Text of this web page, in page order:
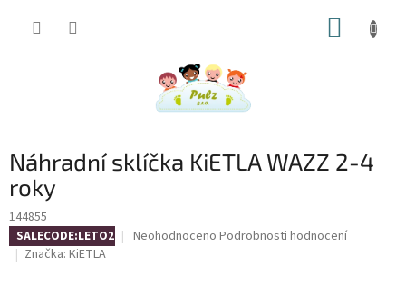
Náhradní sklíčka KiETLA WAZZ 2-4
roky
144855
SALECODE:LETO26:4:%Průměrné
Neohodnoceno Podrobnosti hodnocení
Značka: KiETLA